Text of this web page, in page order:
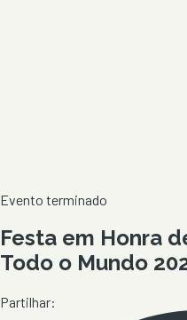
Evento terminado
Festa em Honra
Todo o Mundo
Partilhar: